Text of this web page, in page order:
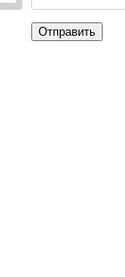
Отправить